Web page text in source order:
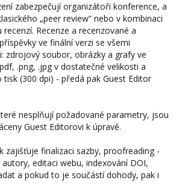
zabezpečují organizátoři konference, a
„peer review“ nebo v kombinaci
recenzí. Recenze a recenzované a
ve finální verzi se všemi
zdrojový soubor, obrázky a grafy ve
.png, .jpg v dostatečné velikosti a
tisk (300 dpi) - předá pak Guest Editor
nesplňují požadované parametry, jsou
Guest Editorovi k úpravě.
zajišťuje finalizaci sazby, proofreading -
editaci webu, indexování DOI,
a pokud to je součástí dohody, pak i